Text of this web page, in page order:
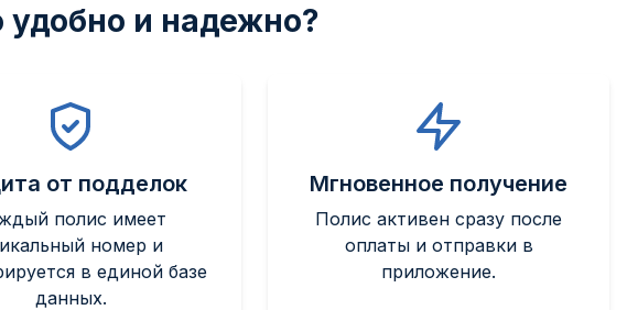
и надежно?
от подделок
полис имеет
номер и
в единой базе
данных.
Мгновенное получение
Полис активен сразу после
оплаты и отправки в
приложение.